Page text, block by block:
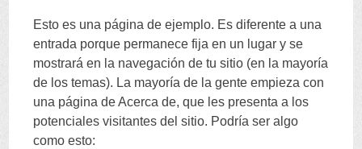
內
容
Esto es una página de ejemplo. Es diferente a una
entrada porque permanece fija en un lugar y se
mostrará en la navegación de tu sitio (en la mayoría
de los temas). La mayoría de la gente empieza con
una página de Acerca de,que les presenta a los
potenciales visitantes del sitio. Podría ser algo
como esto: